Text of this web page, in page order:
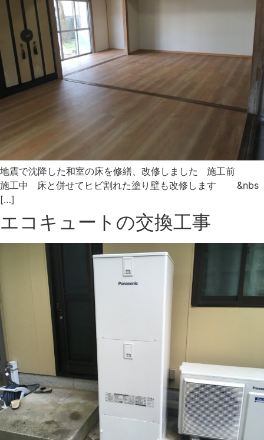
地震で沈降した和室の床を修繕、改修しました 施工前
施工中 床と併せてヒビ割れた塗り壁も改修します &nbs
[…]
エコキュートの交換工事